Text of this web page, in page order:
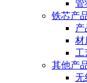
管
铁芯产
产
材
工
其他产
无